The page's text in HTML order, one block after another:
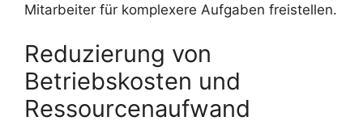
Mitarbeiter für komplexere Aufgaben freistellen.
Reduzierung von
Betriebskosten und
Ressourcenaufwand